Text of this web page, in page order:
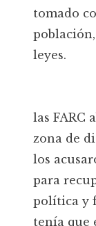
tomado
leyes.
las FARC
zona de
los
para
política y
tenía que